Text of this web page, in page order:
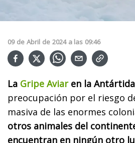
09 de Abril de 2024 a las 09:46
La Gripe Aviaren la Antártida
preocupación por el riesgo
masiva de las enormes
otros animales del
encuentran en ningún otro